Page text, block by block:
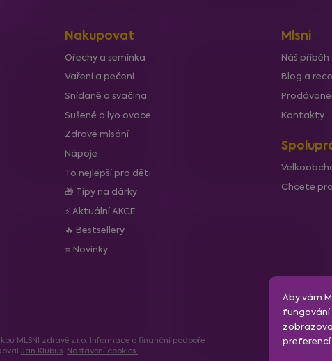
Aby vám
fungování
Nakupovat
Ořechy a semínka
Vaření a pečení
Snídaně a svačina
Sušené a lyo ovoce
Zdravé mlsání
Nápoje
To nejlepší pro děti
🎁 Tipy na dárky
⚡ Aktuální AKCE
🔥 Bestsellery
⭐ Novinky
Mlsni
Náš příběh
Blog a
Kontakty
Chcete
MLSNI zdravě s.r.o. Informace o finanční podpoře
Jan Klubus Nastavení cookies.